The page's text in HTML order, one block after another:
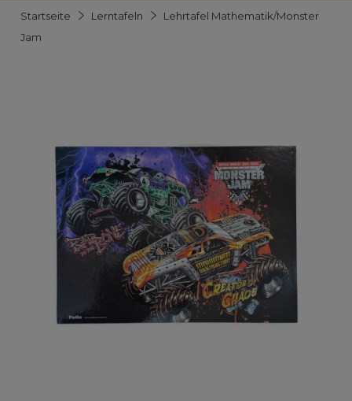
Startseite Lerntafeln
Lehrtafel Mathematik/Monster
Jam